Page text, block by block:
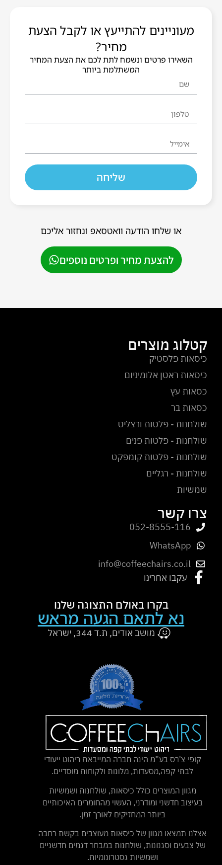
מעוניינים להתייעץ או לקבל הצעת
מחיר?
השאירו פרטים ונשמח לתת לכם את הצעת המחיר
המשתלמת ביותר
שליחה
או שלחו הודעה וואטסאפ ונחזור אליכם
להצעת מחיר ופרטים נוספים
קופי צ’רס בע”מ הינה חברה המייבאת ריהוט ייעודי
לבתי קפה,מסעדות, מלונות ולקוחות מוסדיים.
מגוון המוצרים כולל כיסאות, שולחנות ושמשיות
בעיצוב חדשני ומודרני, העשוי מהחומרים האיכותיים
ביותר המחזיקים לאורך זמן.
אצלנו תמצאו מגוון של כיסאות מעוצבים בקשת רחבה
של צבעים וסגנונות, שולחנות במבחר דגמים חדשניים
ושמשיות גסטרונומיות.
קטלוג מוצרים
כיסאות פלסטיק
כיסאות ראטן אלומיניום
כסאות עץ
כסאות בר
שולחנות - פלטות ורצליט
שולחנות - פלטות פנים
שולחנות - פלטות קומפקט
שולחנות - רגליים
שמשיות
צרו קשר
052-8555-116
WhatsApp
info@coffeechairs.co.il
עקבו אחרינו
בקרו באולם התצוגה שלנו
נא לתאם הגעה מראש
מושב אודים, ת.ד 344, ישראל